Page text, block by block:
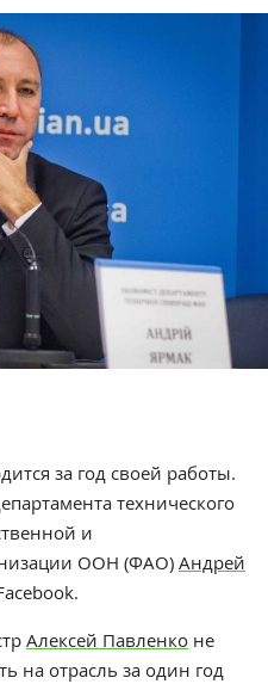
за год своей работы.
технического
и
ООН (ФАО) Андрей
Алексей Павленко не
на отрасль за один год